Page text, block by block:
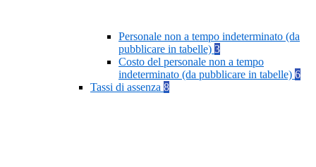
Personale non a tempo indeterminato (da
pubblicare in tabelle) 3
Costo del personale non a tempo
indeterminato (da pubblicare in tabelle) 6
Tassi di assenza 8